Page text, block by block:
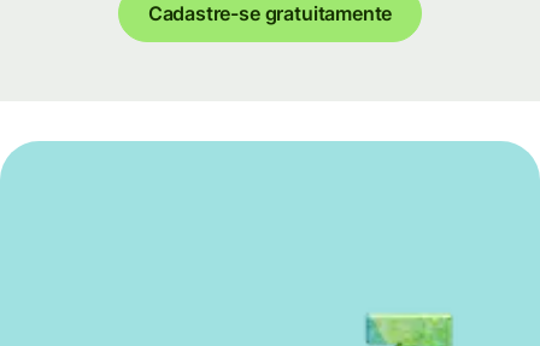
Cadastre-se gratuitamente